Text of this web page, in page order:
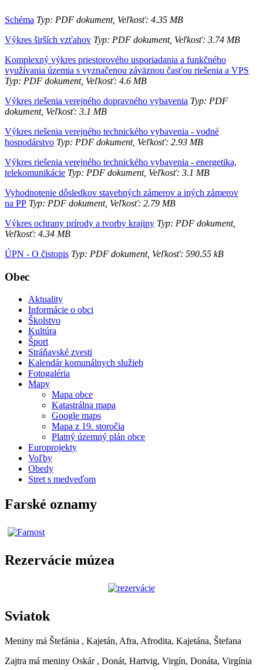
Schéma Typ: PDF dokument, Veľkosť: 4.35 MB
Výkres širších vzťahov Typ: PDF dokument, Veľkosť: 3.74 MB
Komplexný výkres priestorového usporiadania a funkčného
využívania územia s vyznačenou záväznou časťou riešenia a VPS
Typ: PDF dokument, Veľkosť: 4.6 MB
Výkres riešenia verejného dopravného vybavenia Typ: PDF
dokument, Veľkosť: 3.1 MB
Výkres riešenia verejného technického vybavenia - vodné
hospodárstvo Typ: PDF dokument, Veľkosť: 2.93 MB
Výkres riešenia verejného technického vybavenia - energetika,
telekomunikácie Typ: PDF dokument, Veľkosť: 3.1 MB
Vyhodnotenie dôsledkov stavebných zámerov a iných zámerov
na PP Typ: PDF dokument, Veľkosť: 2.79 MB
Výkres ochrany prírody a tvorby krajiny Typ: PDF dokument,
Veľkosť: 4.34 MB
ÚPN - O čistopis Typ: PDF dokument, Veľkosť: 590.55 kB
Obec
Aktuality
Informácie o obci
Školstvo
Kultúra
Šport
Stráňavské zvesti
Kalendár komunálnych služieb
Fotogaléria
Mapy
Mapa obce
Katastrálna mapa
Google maps
Mapa z 19. storočia
Platný územný plán obce
Europrojekty
Voľby
Obedy
Stret s medveďom
Farské oznamy
Rezervácie múzea
Sviatok
Meniny má Štefánia , Kajetán, Afra, Afrodita, Kajetána, Štefana
Zajtra má meniny Oskár , Donát, Hartvig, Virgín, Donáta, Virgínia